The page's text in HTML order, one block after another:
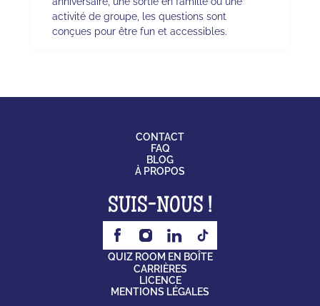
activité de groupe, les questions sont
conçues pour être fun et accessibles.
CONTACT
FAQ
BLOG
À PROPOS
SUIS-NOUS !
QUIZ ROOM EN BOÎTE
CARRIÈRES
LICENCE
MENTIONS LÉGALES